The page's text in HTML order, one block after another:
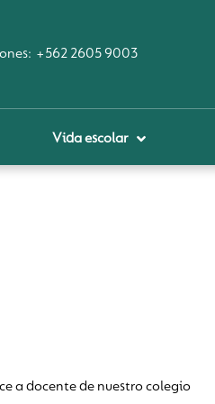
+562 2605 9003
Vida escolar
a docente de nuestro colegio